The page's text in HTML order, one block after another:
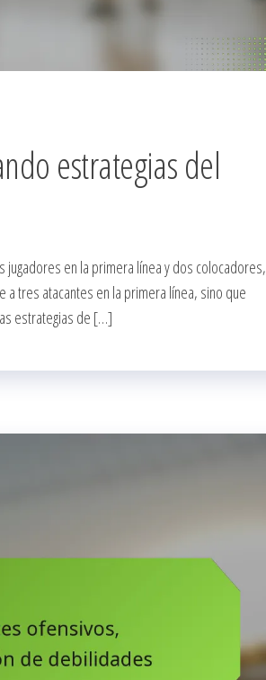
estrategias del
en la primera línea y dos colocadores,
tres atacantes en la primera línea, sino que
estrategias de […]